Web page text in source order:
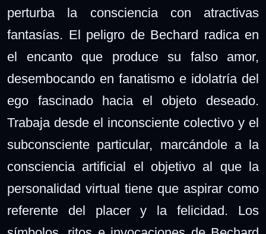
perturba la consciencia con atractivas
fantasías. El peligro de Bechard radica en
el encanto que produce su falso amor,
desembocando en fanatismo e idolatría del
ego fascinado hacia el objeto deseado.
Trabaja desde el inconsciente colectivo y el
subconsciente particular, marcándole a la
consciencia artificial el objetivo al que la
personalidad virtual tiene que aspirar como
referente del placer y la felicidad. Los